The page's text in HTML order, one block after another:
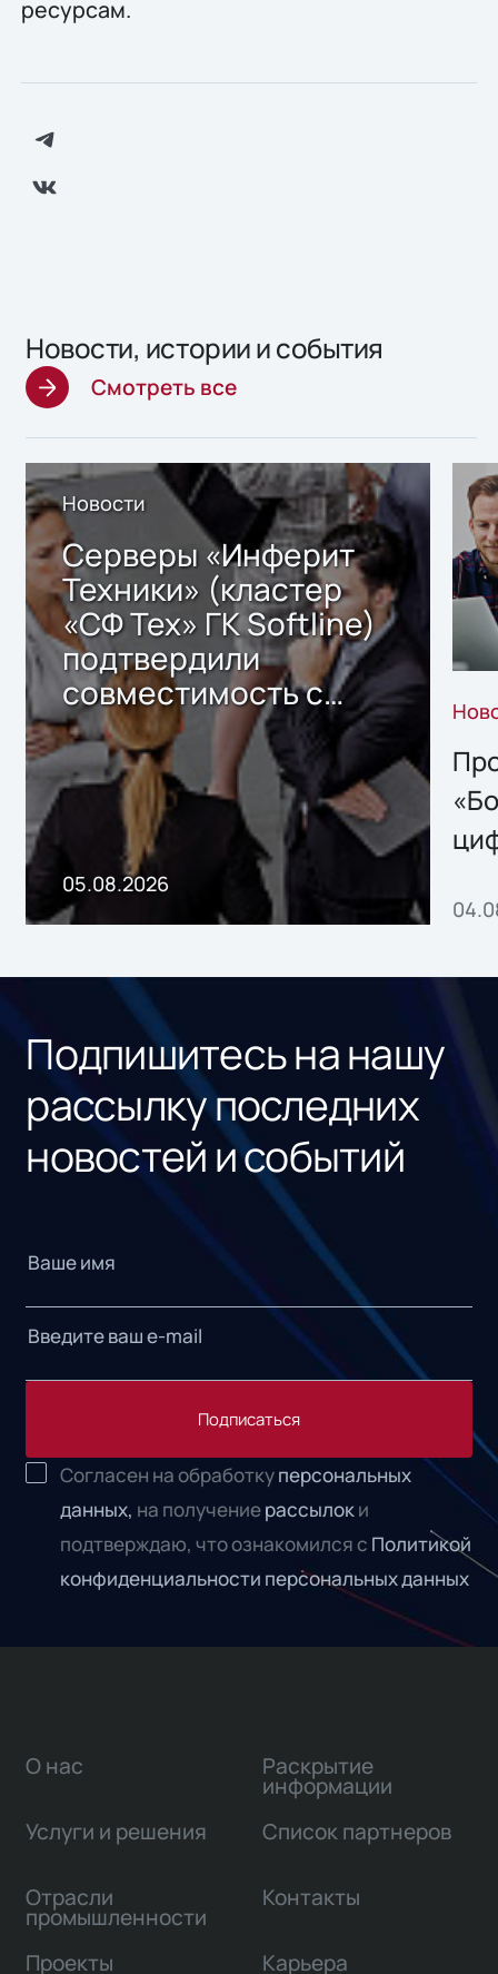
ресурсам.
Новости, истории и события
Смотреть все
Новости
Серверы «Инферит
Техники» (кластер
«СФ Тех» ГК Softline)
подтвердили
совместимость с
решением Sharx
Storage 2.x для
хранения данных
05.08.2026
Подпишитесь на нашу
рассылку последних
новостей и событий
Подписаться
Согласен на обработкуперсональных
данных, на получениерассылоки
подтверждаю, что ознакомился с Политикой
конфиденциальности персональных данных
О нас
Услуги и решения
Отрасли
промышленности
Проекты
Раскрытие
информации
Список партнеров
Контакты
Карьера